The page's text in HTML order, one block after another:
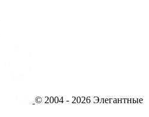
© 2004 - 2026 Элегантные